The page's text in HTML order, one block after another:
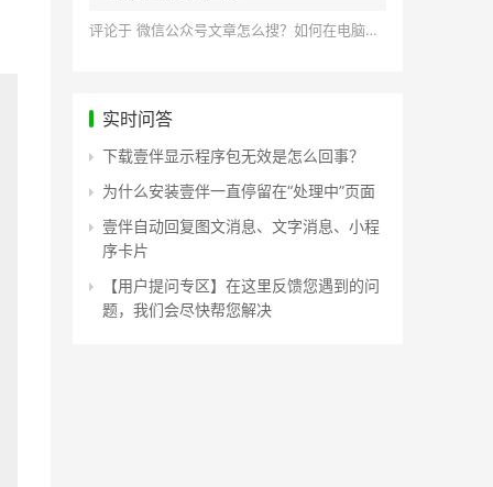
评论于 微信公众号文章怎么搜？如何在电脑上搜索公众号文章？
实时问答
下载壹伴显示程序包无效是怎么回事？
为什么安装壹伴一直停留在“处理中”页面
壹伴自动回复图文消息、文字消息、小程
序卡片
【用户提问专区】在这里反馈您遇到的问
题，我们会尽快帮您解决